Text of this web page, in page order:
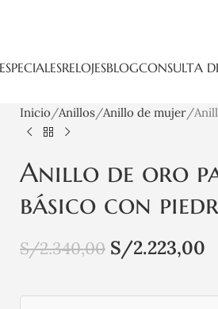
RELOJESBLOGCONSULTA
Inicio Anillos Anillo de mujer
Anillo de oro
básico con
S/2.340,00 S/2.223,00